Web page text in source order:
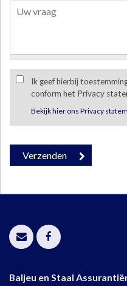
Ik geef hierbij
conform het Privacy
Bekijk hier ons Privacy
Baljeu en Staal